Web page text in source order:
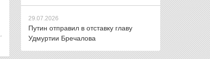
29.07.2026
Путин отправил в отставку главу
Удмуртии Бречалова